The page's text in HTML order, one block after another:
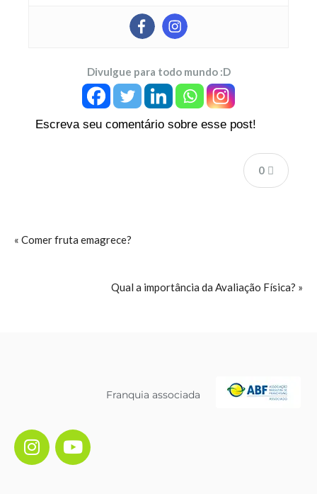
Divulgue para todo mundo :D
Escreva seu comentário sobre esse post!
0
« Comer fruta emagrece?
Qual a importância da Avaliação Física? »
Franquia associada